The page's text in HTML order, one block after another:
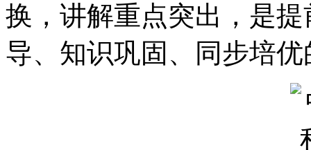
换，讲解重点突出，是
导、知识巩固、同步培